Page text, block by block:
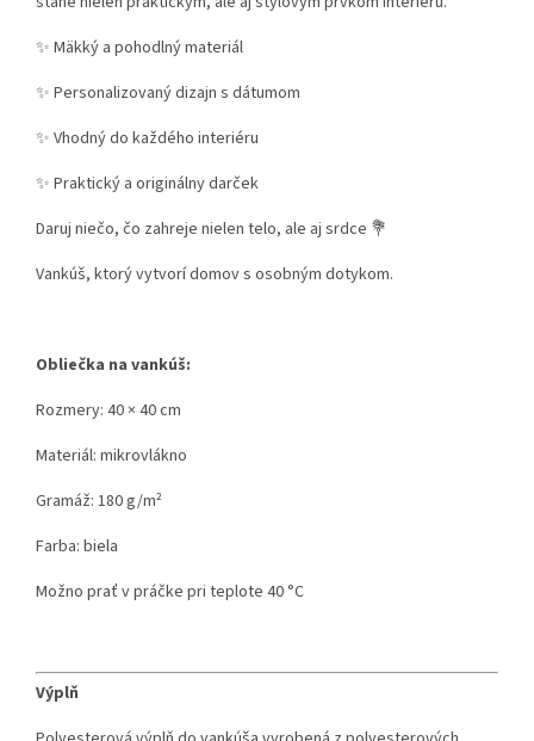
✨ Mäkký a pohodlný materiál
✨ Personalizovaný dizajn s dátumom
✨ Vhodný do každého interiéru
✨ Praktický a originálny darček
Daruj niečo, čo zahreje nielen telo, ale aj srdce 💐
Vankúš, ktorý vytvorí domov s osobným dotykom.
Obliečka na vankúš:
Rozmery: 40 × 40 cm
Materiál: mikrovlákno
Gramáž: 180 g/m²
Farba: biela
Možno prať v práčke pri teplote 40 °C
Výplň